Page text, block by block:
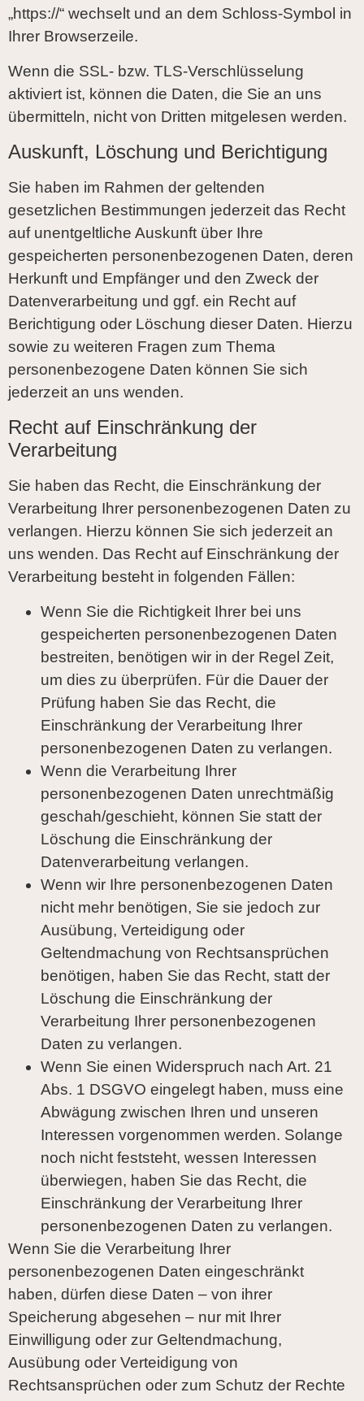
„https://“ wechselt und an dem Schloss-Symbol in
Ihrer Browserzeile.
Wenn die SSL- bzw. TLS-Verschlüsselung
aktiviert ist, können die Daten, die Sie an uns
übermitteln, nicht von Dritten mitgelesen werden.
Auskunft, Löschung und Berichtigung
Sie haben im Rahmen der geltenden
gesetzlichen Bestimmungen jederzeit das Recht
auf unentgeltliche Auskunft über Ihre
gespeicherten personenbezogenen Daten, deren
Herkunft und Empfänger und den Zweck der
Datenverarbeitung und ggf. ein Recht auf
Berichtigung oder Löschung dieser Daten. Hierzu
sowie zu weiteren Fragen zum Thema
personenbezogene Daten können Sie sich
jederzeit an uns wenden.
Recht auf Einschränkung der
Verarbeitung
Sie haben das Recht, die Einschränkung der
Verarbeitung Ihrer personenbezogenen Daten zu
verlangen. Hierzu können Sie sich jederzeit an
uns wenden. Das Recht auf Einschränkung der
Verarbeitung besteht in folgenden Fällen:
Wenn Sie die Richtigkeit Ihrer bei uns
gespeicherten personenbezogenen Daten
bestreiten, benötigen wir in der Regel Zeit,
um dies zu überprüfen. Für die Dauer der
Prüfung haben Sie das Recht, die
Einschränkung der Verarbeitung Ihrer
personenbezogenen Daten zu verlangen.
Wenn die Verarbeitung Ihrer
personenbezogenen Daten unrechtmäßig
geschah/geschieht, können Sie statt der
Löschung die Einschränkung der
Datenverarbeitung verlangen.
Wenn wir Ihre personenbezogenen Daten
nicht mehr benötigen, Sie sie jedoch zur
Ausübung, Verteidigung oder
Geltendmachung von Rechtsansprüchen
benötigen, haben Sie das Recht, statt der
Löschung die Einschränkung der
Verarbeitung Ihrer personenbezogenen
Daten zu verlangen.
Wenn Sie einen Widerspruch nach Art. 21
Abs. 1 DSGVO eingelegt haben, muss eine
Abwägung zwischen Ihren und unseren
Interessen vorgenommen werden. Solange
noch nicht feststeht, wessen Interessen
überwiegen, haben Sie das Recht, die
Einschränkung der Verarbeitung Ihrer
personenbezogenen Daten zu verlangen.
Wenn Sie die Verarbeitung Ihrer
personenbezogenen Daten eingeschränkt
haben, dürfen diese Daten – von ihrer
Speicherung abgesehen – nur mit Ihrer
Einwilligung oder zur Geltendmachung,
Ausübung oder Verteidigung von
Rechtsansprüchen oder zum Schutz der Rechte